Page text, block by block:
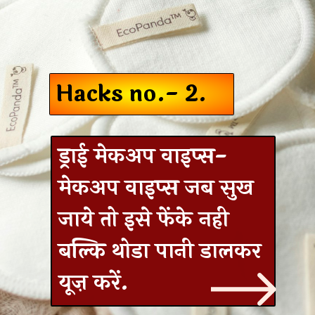
ड्राई मेकअप वाइप्स-
मेकअप वाइप्स जब सुख
जाये तो इसे फेंके नही
बल्कि थोडा पानी डालकर
यूज़ करें.
Hacks no.- 2.